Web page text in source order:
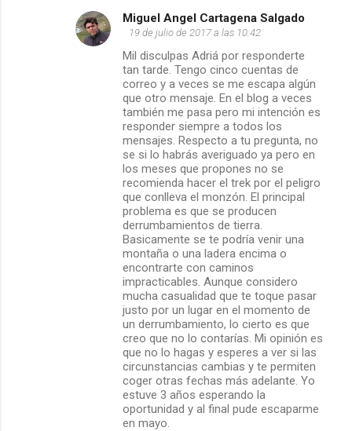
Miguel Angel Cartagena Salgado
19 de julio de 2017 a las 10:42
Mil disculpas Adriá por responderte
tan tarde. Tengo cinco cuentas de
correo y a veces se me escapa algún
que otro mensaje. En el blog a veces
también me pasa pero mi intención es
responder siempre a todos los
mensajes. Respecto a tu pregunta, no
se si lo habrás averiguado ya pero en
los meses que propones no se
recomienda hacer el trek por el peligro
que conlleva el monzón. El principal
problema es que se producen
derrumbamientos de tierra.
Basicamente se te podría venir una
montaña o una ladera encima o
encontrarte con caminos
impracticables. Aunque considero
mucha casualidad que te toque pasar
justo por un lugar en el momento de
un derrumbamiento, lo cierto es que
creo que no lo contarías. Mi opinión es
que no lo hagas y esperes a ver si las
circunstancias cambias y te permiten
coger otras fechas más adelante. Yo
estuve 3 años esperando la
oportunidad y al final pude escaparme
en mayo.